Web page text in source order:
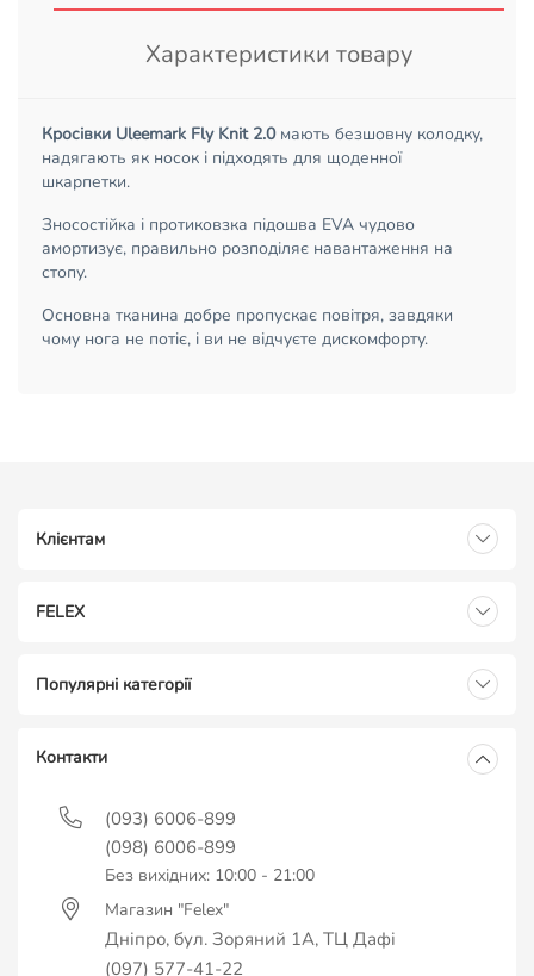
Характеристики товару
Кросівки Uleemark Fly Knit 2.0мають безшовну колодку,
надягають як носок і підходять для щоденної
шкарпетки.
Зносостійка і протиковзка підошва EVA чудово
амортизує, правильно розподіляє навантаження на
стопу.
Основна тканина добре пропускає повітря, завдяки
чому нога не потіє, і ви не відчуєте дискомфорту.
Клієнтам
FELEX
Популярні категорії
Контакти
(093) 6006-899
(098) 6006-899
Без вихідних: 10:00 - 21:00
Магазин "Felex"
Дніпро, бул. Зоряний 1А, ТЦ Дафі
(097) 577-41-22